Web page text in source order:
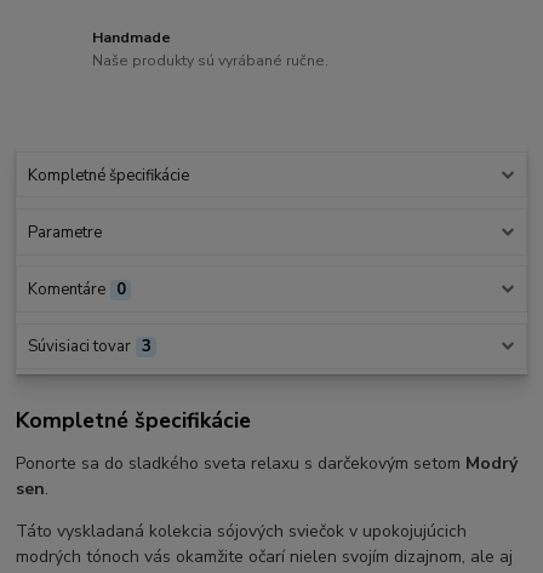
Handmade
Naše produkty sú vyrábané ručne.
Kompletné špecifikácie
Parametre
Komentáre 0
Súvisiaci tovar 3
Kompletné špecifikácie
Ponorte sa do sladkého sveta relaxu s darčekovým setom Modrý
sen.
Táto vyskladaná kolekcia sójových sviečok v upokojujúcich
modrých tónoch vás okamžite očarí nielen svojím dizajnom, ale aj